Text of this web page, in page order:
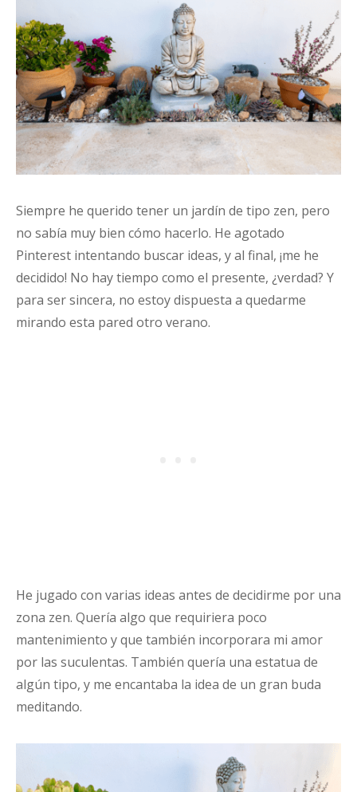
Siempre he querido tener un jardín de tipo zen, pero
no sabía muy bien cómo hacerlo. He agotado
Pinterest intentando buscar ideas, y al final, ¡me he
decidido! No hay tiempo como el presente, ¿verdad? Y
para ser sincera, no estoy dispuesta a quedarme
mirando esta pared otro verano.
He jugado con varias ideas antes de decidirme por una
zona zen. Quería algo que requiriera poco
mantenimiento y que también incorporara mi amor
por las suculentas. También quería una estatua de
algún tipo, y me encantaba la idea de un gran buda
meditando.